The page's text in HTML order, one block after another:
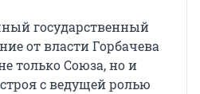
государственный
от власти Горбачева
только Союза, но и
с ведущей ролью